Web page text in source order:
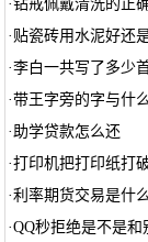
·钻戒佩戴清洗的正
· 贴瓷砖用水泥好还
·李白一共写了多少
·带王字旁的字与什
·助学贷款怎么还
·打印机把打印纸打
·利率期货交易是什
·QQ秒拒绝是不是和